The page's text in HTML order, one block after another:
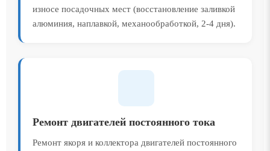
износе посадочных мест (восстановление заливкой
алюминия, наплавкой, механообработкой, 2-4 дня).
Ремонт двигателей постоянного тока
Ремонт якоря и коллектора двигателей постоянного